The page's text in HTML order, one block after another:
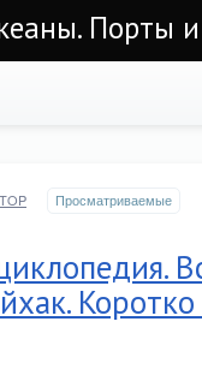
Порты
TOP Просматриваемые